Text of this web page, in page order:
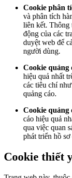
Cookie phân
và phân tích
liên kết. Thông
động của các
duyệt web để
người dùng.
Cookie quảng
hiệu quả nhất
các tiêu chí
quảng cáo.
Cookie quảng
cáo hiệu quả
qua việc quan
phát triển hồ
Cookie thiết